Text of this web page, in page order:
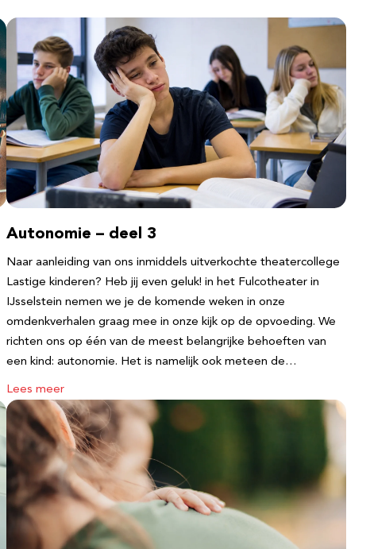
Autonomie – deel 3
Naar aanleiding van ons inmiddels uitverkochte theatercollege
Lastige kinderen? Heb jij even geluk! in het Fulcotheater in
IJsselstein nemen we je de komende weken in onze
omdenkverhalen graag mee in onze kijk op de opvoeding. We
richten ons op één van de meest belangrijke behoeften van
een kind: autonomie. Het is namelijk ook meteen de…
Lees meer